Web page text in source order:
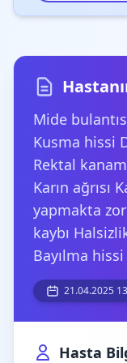
Mide
Kusma hissi
Rektal
Karın ağrısı
yapmakta
kaybı
Bayılma hissi
21.04.2025
Hasta